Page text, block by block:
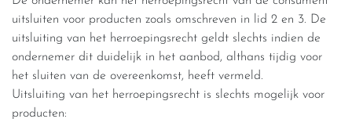
uitsluiten voor producten zoals omschreven in lid 2 en 3. De
uitsluiting van het herroepingsrecht geldt slechts indien de
ondernemer dit duidelijk in het aanbod, althans tijdig voor
het sluiten van de overeenkomst, heeft vermeld.
Uitsluiting van het herroepingsrecht is slechts mogelijk voor
producten: